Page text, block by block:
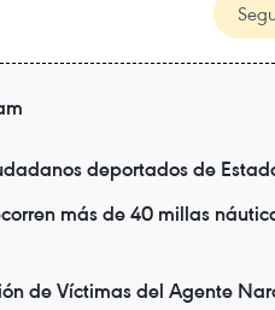
deportados de
más de 40 millas
de Víctimas del Agente